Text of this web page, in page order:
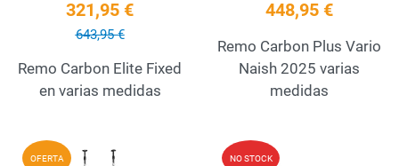
321,95 €
643,95 €
Remo Carbon Elite Fixed
en varias medidas
448,95 €
Remo Carbon Plus Vario
Naish 2025 varias
medidas
OFERTA Add to Wishlist
NO STOCK